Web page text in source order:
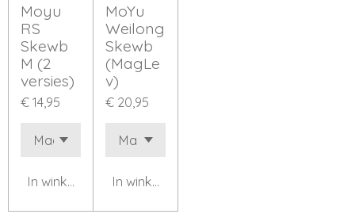
Moyu
RS
Skewb
M (2
versies)
€ 14,95
In winkelwagen
MoYu
Weilong
Skewb
(MagLe
v)
€ 20,95
In winkelwagen